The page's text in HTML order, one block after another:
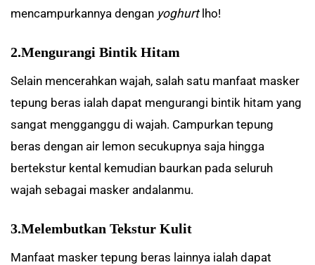
mencampurkannya dengan yoghurt lho!
2.Mengurangi Bintik Hitam
Selain mencerahkan wajah, salah satu manfaat masker
tepung beras ialah dapat mengurangi bintik hitam yang
sangat mengganggu di wajah. Campurkan tepung
beras dengan air lemon secukupnya saja hingga
bertekstur kental kemudian baurkan pada seluruh
wajah sebagai masker andalanmu.
3.Melembutkan Tekstur Kulit
Manfaat masker tepung beras lainnya ialah dapat